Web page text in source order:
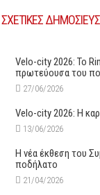
ΣΧΕΤΙΚΕΣ
Velo-city 2026: Το
πρωτεύουσα του
27/06/2026
Velo-city 2026: Η
13/06/2026
Η νέα έκθεση του
ποδήλατο
21/04/2026